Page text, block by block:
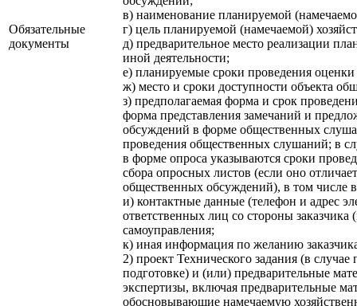
Обязательные
документы
в) наименование планируемой
г) цель планируемой (намечаемой)
д) предварительное место реализации
иной деятельности;
е) планируемые сроки проведения
ж) место и сроки доступности объекта
з) предполагаемая форма и срок
форма представления замечаний и
обсуждений в форме общественных
проведения общественных слушаний; в
в форме опроса указываются сроки
сбора опросных листов (если оно
общественных обсуждений), в том числе
и) контактные данные (телефон и адрес
ответственных лиц со стороны заказчика
самоуправления;
к) иная информация по желанию
2) проект Технического задания (в
подготовке) и (или) предварительные
экспертизы, включая предварительные
обосновывающие намечаемую